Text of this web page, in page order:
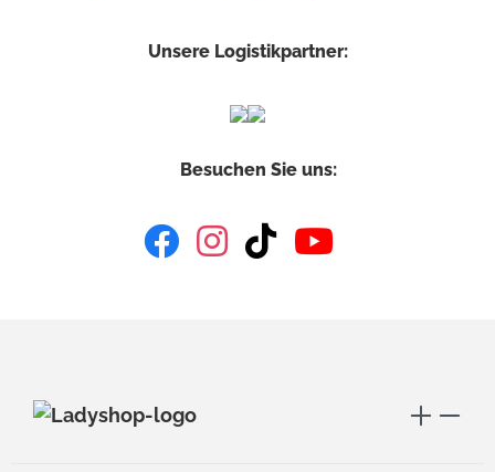
Unsere Logistikpartner:
Besuchen Sie uns: